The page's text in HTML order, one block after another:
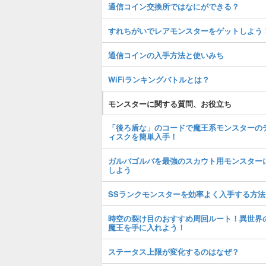
通信コイン交換所ではなにができる？
すれちがいでレアモンスターをゲットしよう
通信コインの入手方法と使いみち
WiFiランキングバトルとは？
モンスターに関する質問、お役立ち
「後ろ盾な」のコードで魔王系モンスターの
ィスクを簡単入手！
ガルバゴルバを最強のスカウト用モンスター
しよう
SSランクモンスターを効率よく入手する方法
時空の裂け目のおすすめ周回ルート！異世界
魔王を手に入れよう！
ステータス上限が変化するのはなぜ？